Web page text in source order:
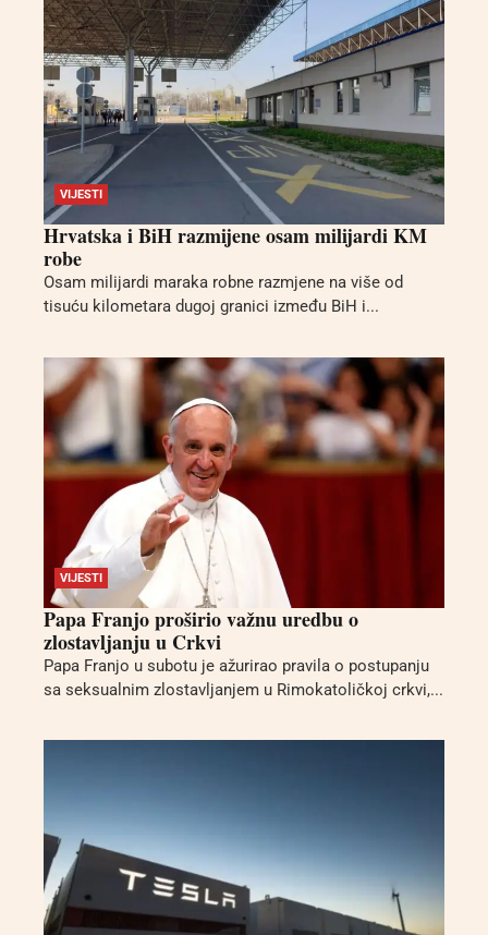
VIJESTI
Hrvatska i BiH razmijene osam milijardi KM
robe
Osam milijardi maraka robne razmjene na više od
tisuću kilometara dugoj granici između BiH i...
VIJESTI
Papa Franjo proširio važnu uredbu o
zlostavljanju u Crkvi
Papa Franjo u subotu je ažurirao pravila o postupanju
sa seksualnim zlostavljanjem u Rimokatoličkoj crkvi,...